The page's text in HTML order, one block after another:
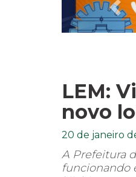
LEM:
novo
20 de janeiro
A Prefeitura
funcionando